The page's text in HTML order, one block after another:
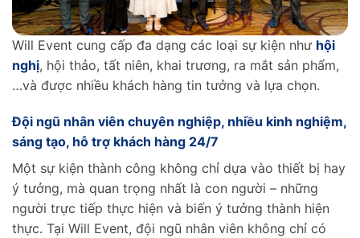
Will Event cung cấp đa dạng các loại sự kiện như hội
nghị, hội thảo, tất niên, khai trương, ra mắt sản phẩm,
…và được nhiều khách hàng tin tưởng và lựa chọn.
Đội ngũ nhân viên chuyên nghiệp, nhiều kinh nghiệm,
sáng tạo, hỗ trợ khách hàng 24/7
Một sự kiện thành công không chỉ dựa vào thiết bị hay
ý tưởng, mà quan trọng nhất là con người – những
người trực tiếp thực hiện và biến ý tưởng thành hiện
thực. Tại Will Event, đội ngũ nhân viên không chỉ có